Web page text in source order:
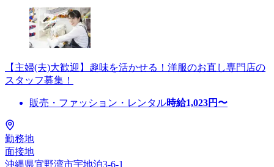
【主婦(夫)大歓迎】趣味を活かせる！洋服のお直し専門店の
スタッフ募集！
販売・ファッション・レンタル時給1,023円〜
勤務地
面接地
沖縄県宜野湾市宇地泊3-6-1